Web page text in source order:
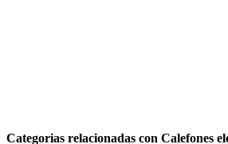
Categorias relacionadas con Calefones